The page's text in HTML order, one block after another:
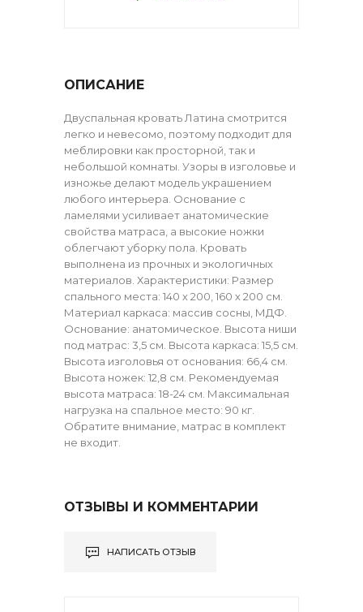
ОПИСАНИЕ
Двуспальная кровать Латина смотрится
легко и невесомо, поэтому подходит для
меблировки как просторной, так и
небольшой комнаты. Узоры в изголовье и
изножье делают модель украшением
любого интерьера. Основание с
ламелями усиливает анатомические
свойства матраса, а высокие ножки
облегчают уборку пола. Кровать
выполнена из прочных и экологичных
материалов. Характеристики: Размер
спального места: 140 х 200, 160 х 200 см.
Материал каркаса: массив сосны, МДФ.
Основание: анатомическое. Высота ниши
под матрас: 3,5 см. Высота каркаса: 15,5 см.
Высота изголовья от основания: 66,4 см.
Высота ножек: 12,8 см. Рекомендуемая
высота матраса: 18-24 см. Максимальная
нагрузка на спальное место: 90 кг.
Обратите внимание, матрас в комплект
не входит.
ОТЗЫВЫ И КОММЕНТАРИИ
НАПИСАТЬ ОТЗЫВ